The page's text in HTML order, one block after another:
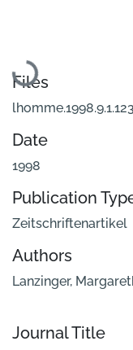
Loading...
Files
Date
1998
Publication
Zeitschriftenartikel
Authors
Lanzinger,
Journal Title